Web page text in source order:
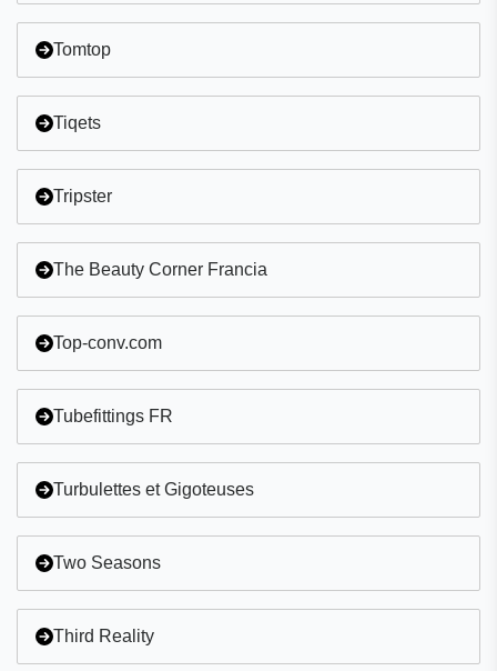
Commencez par I
Commencez par L
Commencez par N
Commencez par O
Commencez par Q
Commencez par R
Commencez par T
Tomtop
Tiqets
Tripster
The Beauty Corner Francia
Top-conv.com
Tubefittings FR
Turbulettes et Gigoteuses
Two Seasons
Third Reality